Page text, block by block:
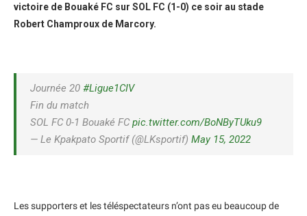
victoire de Bouaké FC sur SOL FC (1-0) ce soir au stade
Robert Champroux de Marcory.
Journée 20 #Ligue1CIV
Fin du match
SOL FC 0-1 Bouaké FC pic.twitter.com/BoNByTUku9
— Le Kpakpato Sportif (@LKsportif) May 15, 2022
Les supporters et les téléspectateurs n’ont pas eu beaucoup de